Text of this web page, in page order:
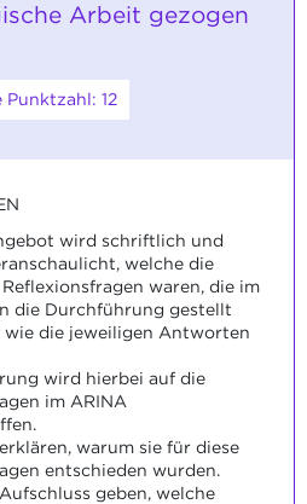
Arbeit gezogen
Punktzahl: 12
wird schriftlich und
welche die
waren, die im
die Durchführung gestellt
die jeweiligen Antworten
wird hierbei auf die
im ARINA
warum sie für diese
entschieden wurden.
geben, welche